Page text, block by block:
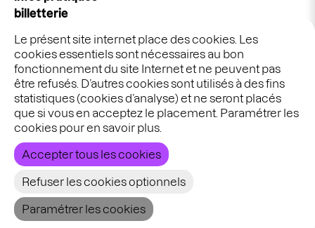
Le présent site internet place des cookies. Les
cookies essentiels sont nécessaires au bon
fonctionnement du site Internet et ne peuvent pas
être refusés. D’autres cookies sont utilisés à des fins
statistiques (cookies d’analyse) et ne seront placés
que si vous en acceptez le placement. Paramétrer les
cookies pour en savoir plus.
Accepter tous les cookies
Refuser les cookies optionnels
Paramétrer les cookies
billetterie
idées cadeaux
stages & ateliers
Graphisme :
Développement :